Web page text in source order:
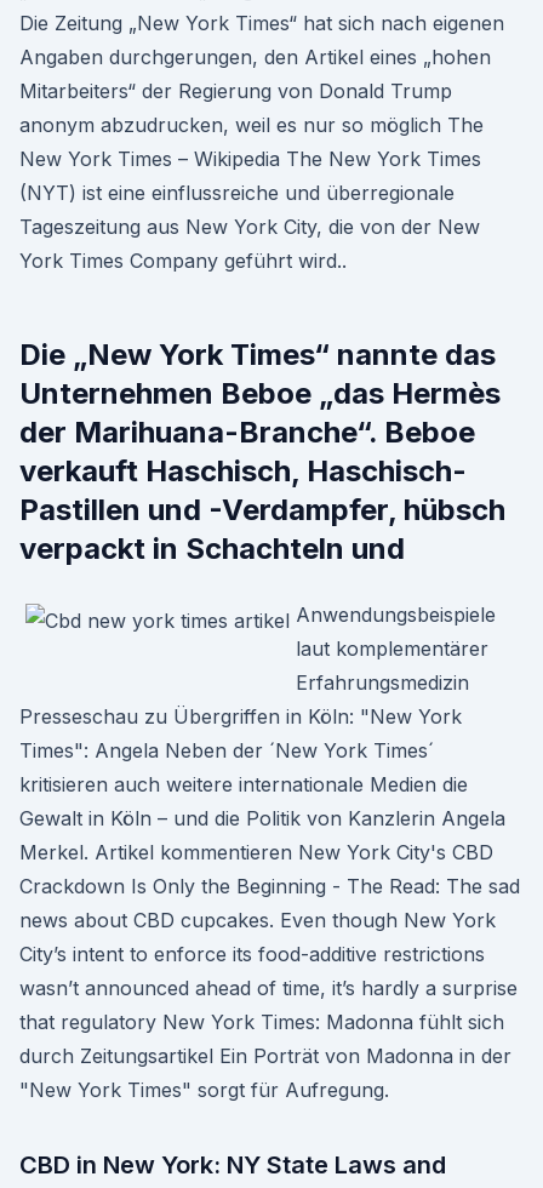
Die Zeitung „New York Times“ hat sich nach eigenen
Angaben durchgerungen, den Artikel eines „hohen
Mitarbeiters“ der Regierung von Donald Trump
anonym abzudrucken, weil es nur so möglich The
New York Times – Wikipedia The New York Times
(NYT) ist eine einflussreiche und überregionale
Tageszeitung aus New York City, die von der New
York Times Company geführt wird..
Die „New York Times“ nannte das
Unternehmen Beboe „das Hermès
der Marihuana-Branche“. Beboe
verkauft Haschisch, Haschisch-
Pastillen und -Verdampfer, hübsch
verpackt in Schachteln und
Anwendungsbeispiele
laut komplementärer
Erfahrungsmedizin
Presseschau zu Übergriffen in Köln: "New York
Times": Angela Neben der ´New York Times´
kritisieren auch weitere internationale Medien die
Gewalt in Köln – und die Politik von Kanzlerin Angela
Merkel. Artikel kommentieren New York City's CBD
Crackdown Is Only the Beginning - The Read: The sad
news about CBD cupcakes. Even though New York
City’s intent to enforce its food-additive restrictions
wasn’t announced ahead of time, it’s hardly a surprise
that regulatory New York Times: Madonna fühlt sich
durch Zeitungsartikel Ein Porträt von Madonna in der
"New York Times" sorgt für Aufregung.
CBD in New York: NY State Laws and